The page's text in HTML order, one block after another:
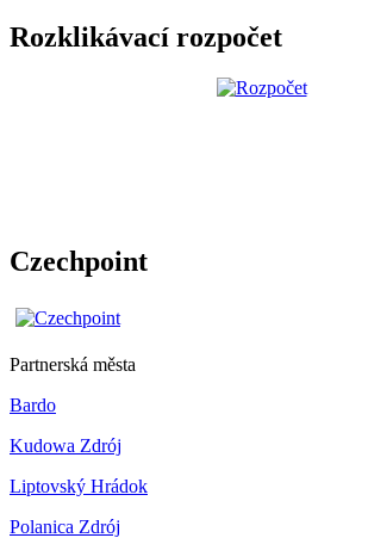
Rozklikávací rozpočet
Czechpoint
Partnerská města
Bardo
Kudowa Zdrój
Liptovský Hrádok
Polanica Zdrój